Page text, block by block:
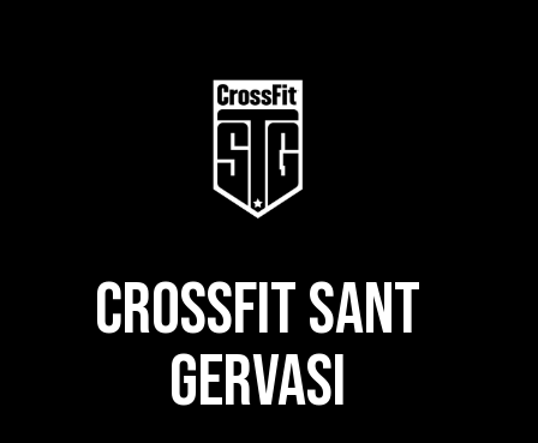
CROSSFIT SANT
GERVASI